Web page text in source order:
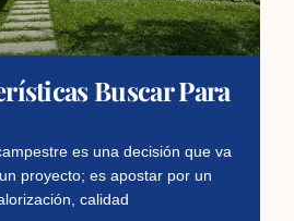
Buscar Para
es una decisión que va
proyecto; es apostar por un
calidad